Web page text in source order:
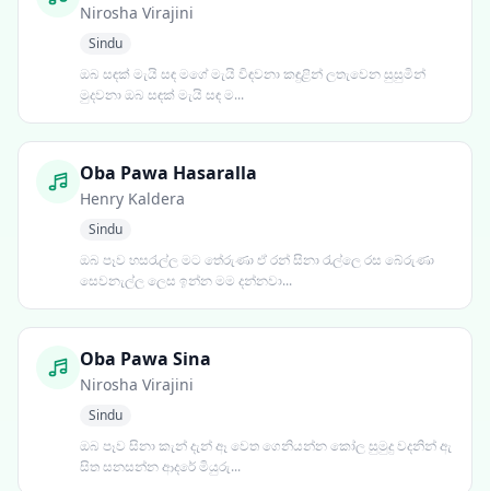
Nirosha Virajini
Sindu
ඔබ සඳක් මැයි සඳ මගේ මැයි විඳවනා කඳුළින් ලතැවෙන සුසුමින්
මුදවනා ඔබ සඳක් මැයි සඳ ම...
Oba Pawa Hasaralla
Henry Kaldera
Sindu
ඔබ පෑව හසරැල්ල මට තේරුණා ඒ රන් සිනා රැල්ලෙ රස බේරුණා
සෙවනැල්ල ලෙස ඉන්න මම දන්නවා...
Oba Pawa Sina
Nirosha Virajini
Sindu
ඔබ පෑව සිනා කැන් දැන් ඈ වෙත ගෙනියන්න කෝල සුමුදු වදනින් ඇ
සිත සනසන්න ආදරේ මියුරු...